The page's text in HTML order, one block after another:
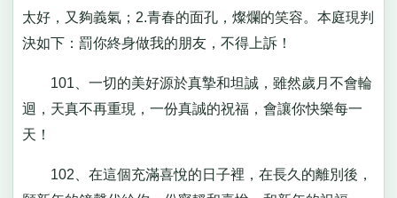
太好，又夠義氣；2.青春的面孔，燦爛的笑容。本庭現判
決如下：罰你終身做我的朋友，不得上訴！
101、一切的美好源於真摯和坦誠，雖然歲月不會輪
迴，天真不再重現，一份真誠的祝福，會讓你快樂每一
天！
102、在這個充滿喜悅的日子裡，在長久的離別後，